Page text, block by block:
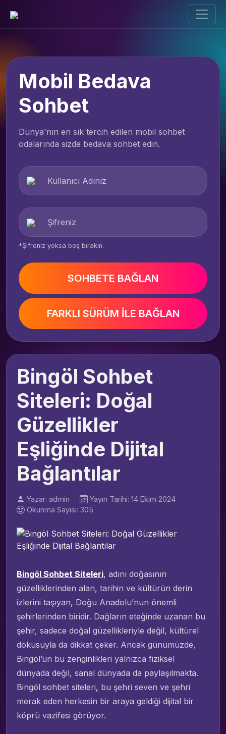
Mobil Bedava
Sohbet
Dünya'nın en sık tercih edilen mobil sohbet
odalarında sizde bedava sohbet edin.
*Şifreniz yoksa boş bırakın.
SOHBETE BAĞLAN
FARKLI SÜRÜM İLE BAĞLAN
Bingöl Sohbet
Siteleri: Doğal
Güzellikler
Eşliğinde Dijital
Bağlantılar
Yazar: admin
Yayın Tarihi: 14 Ekim 2024
Okunma Sayısı: 305
Bingöl Sohbet Siteleri, adını doğasının
güzelliklerinden alan, tarihin ve kültürün derin
izlerini taşıyan, Doğu Anadolu’nun önemli
şehirlerinden biridir. Dağların eteğinde uzanan bu
şehir, sadece doğal güzellikleriyle değil, kültürel
dokusuyla da dikkat çeker. Ancak günümüzde,
Bingöl’ün bu zenginlikleri yalnızca fiziksel
dünyada değil, sanal dünyada da paylaşılmakta.
Bingöl sohbet siteleri, bu şehri seven ve şehri
merak eden herkesin bir araya geldiği dijital bir
köprü vazifesi görüyor.